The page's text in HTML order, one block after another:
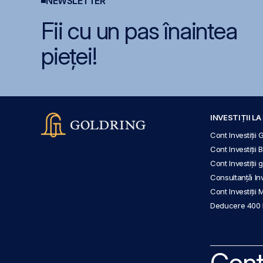
Fii cu un pas înaintea
pieței!
INVESTIȚII LA
Cont Investiții
Cont Investiții
Cont Investiții
Consultanță
Cont Investiții
Deducere 400